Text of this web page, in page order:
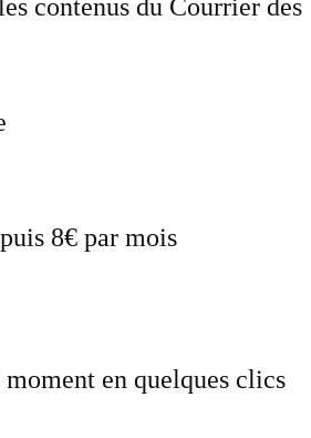
contenus du Courrier des
8€ par mois
en quelques clics